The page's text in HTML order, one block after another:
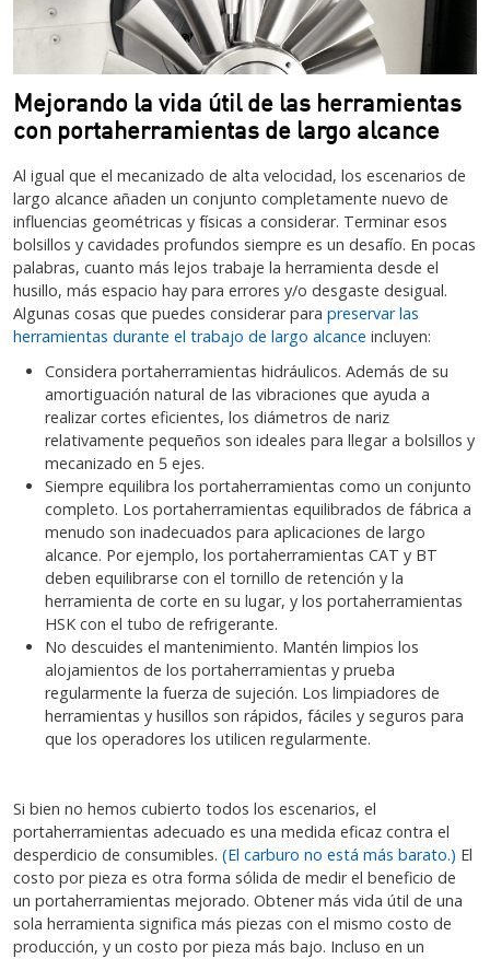
Mejorando la vida útil de las herramientas
con portaherramientas de largo alcance
Al igual que el mecanizado de alta velocidad, los escenarios de
largo alcance añaden un conjunto completamente nuevo de
influencias geométricas y físicas a considerar. Terminar esos
bolsillos y cavidades profundos siempre es un desafío. En pocas
palabras, cuanto más lejos trabaje la herramienta desde el
husillo, más espacio hay para errores y/o desgaste desigual.
Algunas cosas que puedes considerar para preservar las
herramientas durante el trabajo de largo alcance incluyen:
Considera portaherramientas hidráulicos. Además de su
amortiguación natural de las vibraciones que ayuda a
realizar cortes eficientes, los diámetros de nariz
relativamente pequeños son ideales para llegar a bolsillos y
mecanizado en 5 ejes.
Siempre equilibra los portaherramientas como un conjunto
completo. Los portaherramientas equilibrados de fábrica a
menudo son inadecuados para aplicaciones de largo
alcance. Por ejemplo, los portaherramientas CAT y BT
deben equilibrarse con el tornillo de retención y la
herramienta de corte en su lugar, y los portaherramientas
HSK con el tubo de refrigerante.
No descuides el mantenimiento. Mantén limpios los
alojamientos de los portaherramientas y prueba
regularmente la fuerza de sujeción. Los limpiadores de
herramientas y husillos son rápidos, fáciles y seguros para
que los operadores los utilicen regularmente.
Si bien no hemos cubierto todos los escenarios, el
portaherramientas adecuado es una medida eficaz contra el
desperdicio de consumibles. (El carburo no está más barato.) El
costo por pieza es otra forma sólida de medir el beneficio de
un portaherramientas mejorado. Obtener más vida útil de una
sola herramienta significa más piezas con el mismo costo de
producción, y un costo por pieza más bajo. Incluso en un